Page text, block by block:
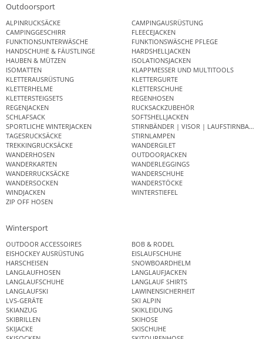
Outdoorsport
ALPINRUCKSÄCKE
CAMPINGAUSRÜSTUNG
CAMPINGGESCHIRR
FLEECEJACKEN
FUNKTIONSUNTERWÄSCHE
FUNKTIONSWÄSCHE PFLEGE
HANDSCHUHE & FÄUSTLINGE
HARDSHELLJACKEN
HAUBEN & MÜTZEN
ISOLATIONSJACKEN
ISOMATTEN
KLAPPMESSER UND MULTITOOLS
KLETTERAUSRÜSTUNG
KLETTERGURTE
KLETTERHELME
KLETTERSCHUHE
KLETTERSTEIGSETS
REGENHOSEN
REGENJACKEN
RUCKSACKZUBEHÖR
SCHLAFSACK
SOFTSHELLJACKEN
SPORTLICHE WINTERJACKEN
STIRNBÄNDER | VISOR | LAUFSTIRNBAND
TAGESRUCKSÄCKE
STIRNLAMPEN
TREKKINGRUCKSÄCKE
WANDERGILET
WANDERHOSEN
OUTDOORJACKEN
WANDERKARTEN
WANDERLEGGINGS
WANDERRUCKSÄCKE
WANDERSCHUHE
WANDERSOCKEN
WANDERSTÖCKE
WINDJACKEN
WINTERSTIEFEL
ZIP OFF HOSEN
Wintersport
OUTDOOR ACCESSOIRES
BOB & RODEL
EISHOCKEY AUSRÜSTUNG
EISLAUFSCHUHE
HARSCHEISEN
SNOWBOARDHELM
LANGLAUFHOSEN
LANGLAUFJACKEN
LANGLAUFSCHUHE
LANGLAUF SHIRTS
LANGLAUFSKI
LAWINENSICHERHEIT
LVS-GERÄTE
SKI ALPIN
SKIANZUG
SKIKLEIDUNG
SKIBRILLEN
SKIHOSE
SKIJACKE
SKISCHUHE